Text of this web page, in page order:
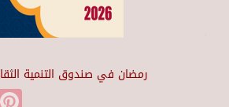
رمضان في صندوق التنمية الثقافية